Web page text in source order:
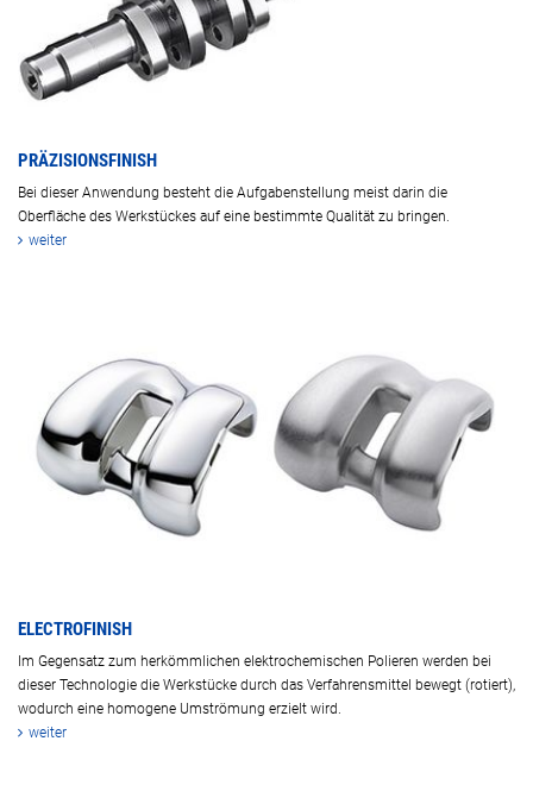
PRÄZISIONSFINISH
Bei dieser Anwendung besteht die Aufgabenstellung meist darin die
Oberfläche des Werkstückes auf eine bestimmte Qualität zu bringen.
weiter
ELECTROFINISH
Im Gegensatz zum herkömmlichen elektrochemischen Polieren werden bei
dieser Technologie die Werkstücke durch das Verfahrensmittel bewegt (rotiert),
wodurch eine homogene Umströmung erzielt wird.
weiter